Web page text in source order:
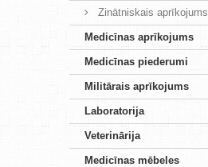
Zinātniskais aprīkojums
Medicīnas aprīkojums
Medicīnas piederumi
Militārais aprīkojums
Laboratorija
Veterinārija
Medicīnas mēbeles